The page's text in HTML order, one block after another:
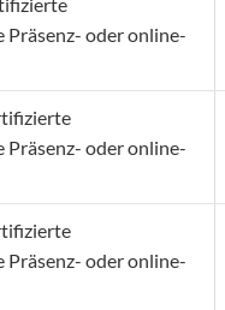
oder online-
oder online-
oder online-